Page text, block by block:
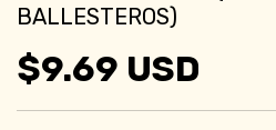
BALLESTEROS)
$9.69 USD